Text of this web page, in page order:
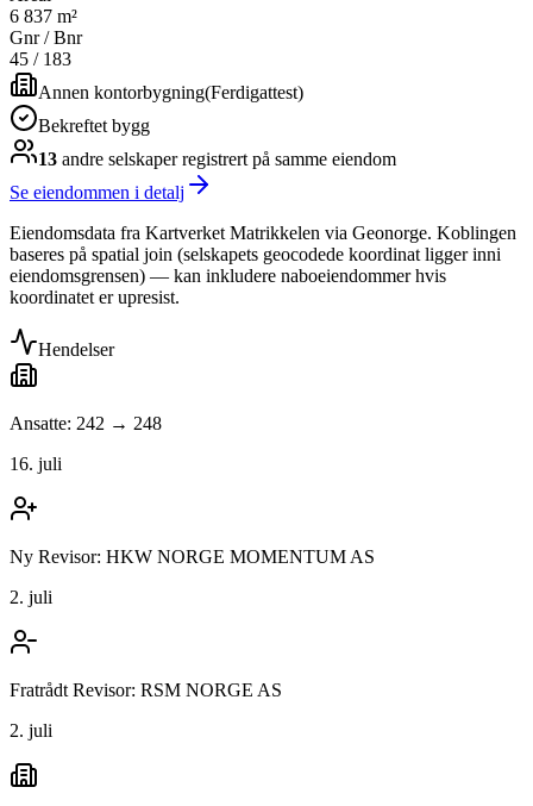
6 837 m²
Gnr / Bnr
45 / 183
Annen kontorbygning(Ferdigattest)
Bekreftet bygg
13 andre selskaperregistrert på samme eiendom
Se eiendommen i detalj
Eiendomsdata fra Kartverket Matrikkelen via Geonorge. Koblingen
baseres på spatial join (selskapets geocodede koordinat ligger inni
eiendomsgrensen) — kan inkludere naboeiendommer hvis
koordinatet er upresist.
Hendelser
Ansatte: 242 → 248
16. juli
Ny Revisor: HKW NORGE MOMENTUM AS
2. juli
Fratrådt Revisor: RSM NORGE AS
2. juli